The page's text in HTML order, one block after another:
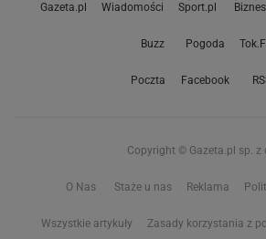
Gazeta.pl Wiadomości Sport.pl Biznes
Buzz Pogoda
Poczta Facebook
Copyright © Gazeta.pl sp. z
O Nas Staże u nas Reklama
Wszystkie artykuły Zasady korzystania z